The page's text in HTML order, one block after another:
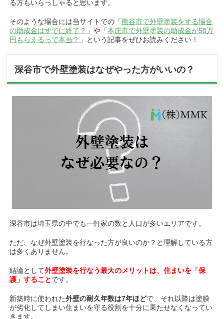
る方もいらっしゃると思います。
そのような場合には当サイトでの「熊谷市で外壁塗装をする場合
の助成金はすでに終了？ 」や「本庄市で外壁塗装の助成金が50万
円もらえるって本当？ 」という記事をぜひお読みください！
深谷市で外壁塗装はなぜやった方がいいの？
深谷市は埼玉県の中でも一軒家の数と人口が多いエリアです。
ただ、なぜ外壁塗装を行なった方が良いのか？と理解している方
は多くありません。
結論として外壁塗装を行なう最大のメリットは、住まいを「保
護」することです。
新築時に使われた外壁の耐久年数は7年ほどで、それ以降は塗膜
が劣化してしまい住まいを守る役割を十分に果たせなくなってい
きます。